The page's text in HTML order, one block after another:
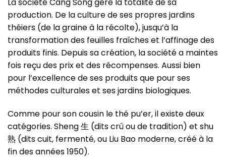
production. De la culture de ses propres jardins
théiers (de la graine à la récolte), jusqu’à la
transformation des feuilles fraîches et l’affinage des
produits finis. Depuis sa création, la société a maintes
fois reçu des prix et des récompenses. Aussi bien
pour l’excellence de ses produits que pour ses
méthodes culturales et ses jardins biologiques.
Comme pour son cousin le thé pu’er, il existe deux
catégories. Sheng 生 (dits crû ou de tradition) et shu
熟 (dits cuit, fermenté, ou Liu Bao moderne, créé à la
fin des années 1950).